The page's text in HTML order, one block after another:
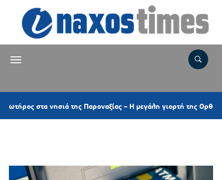
νησιά της Παροναξίας – Η μεγάλη γιορτή της Ορθοδοξίας και